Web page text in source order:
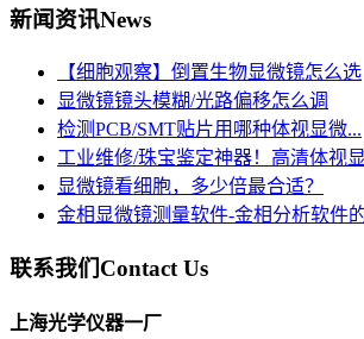
新闻资讯News
【细胞观察】倒置生物显微镜怎么选
显微镜镜头模糊/光路偏移怎么调
检测PCB/SMT贴片用哪种体视显微...
工业维修/珠宝鉴定神器！高清体视
显微镜看细胞，多少倍最合适？
金相显微镜测量软件-金相分析软件
联系我们Contact Us
上海光学仪器一厂